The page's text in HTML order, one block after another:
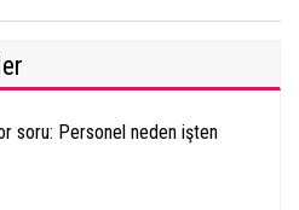
soru: Personel neden işten